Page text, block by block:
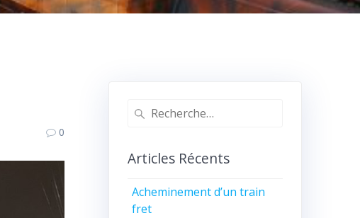
0
Recherche
Articles Récents
Acheminement d’un train
fret